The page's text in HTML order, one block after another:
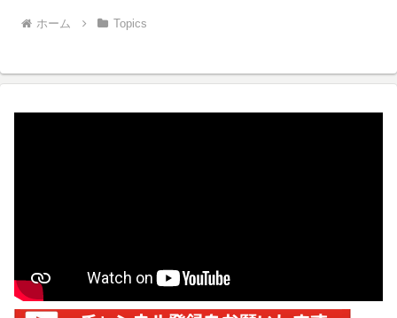
ホーム Topics